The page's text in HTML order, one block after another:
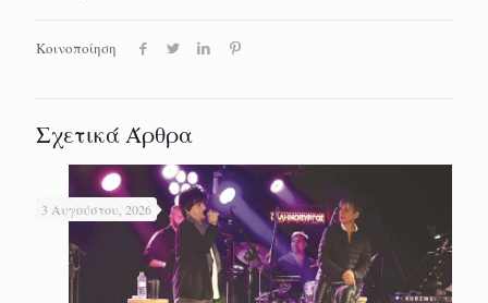
Κοινοποίηση
Σχετικά Άρθρα
3 Αυγούστου, 2026